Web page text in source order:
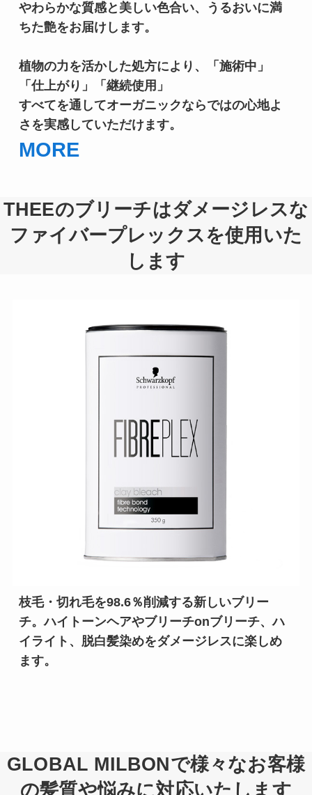
やわらかな質感と美しい色合い、うるおいに満
ちた艶をお届けします。
植物の力を活かした処方により、「施術中」
「仕上がり」「継続使用」
すべてを通してオーガニックならではの心地よ
さを実感していただけます。
MORE
THEEのブリーチはダメージレスな
ファイバープレックスを使用 いた
します
枝毛・切れ毛を98.6％削減する新しいブリー
チ。ハイトーンヘアやブリーチonブリーチ、ハ
イライト、脱白髪染めをダメージレスに楽しめ
ます。
GLOBAL MILBONで様々なお客様
の髪質や悩みに対応いたします